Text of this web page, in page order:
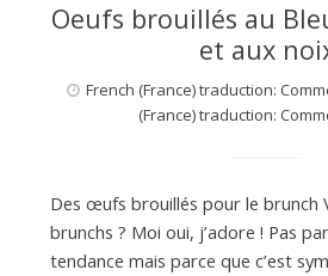
Oeufs brouillés au
et aux
French (France) traduction:
(France) traduction:
Des œufs brouillés pour le brunch
brunchs ? Moi oui, j’adore ! Pas
tendance mais parce que c’est